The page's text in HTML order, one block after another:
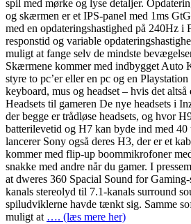
spil med mørke og lyse detaljer.
og skærmen er et IPS-panel med 1ms
med en opdateringshastighed på 240Hz
responstid og variable
muligt at fange selv de mindste
Skærmene kommer med indbygget Auto
styre to pc’er eller en pc og en
keyboard, mus og headset – hvis det
Headsets til gameren De nye headsets i
der begge er trådløse headsets, og hvor
batterilevetid og H7 kan byde ind med
lancerer Sony også deres H3, der er et
kommer med flip-up boommikrofoner
snakke med andre når du gamer. I
at dweres 360 Spacial Sound for
kanals stereolyd til 7.1-kanals surround
spiludviklerne havde tænkt sig. Samme
muligt at …. (læs mere her)